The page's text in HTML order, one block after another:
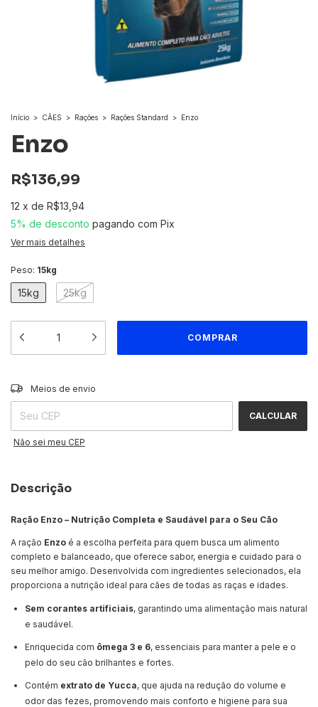
Início > CÃES > Rações > Rações Standard > Enzo
Enzo
R$136,99
12 x de R$13,94
5% de desconto pagando com Pix
Ver mais detalhes
Peso: 15kg
15kg 25kg
Entregas para o CEP:
Meios de envio
CALCULAR
Não sei meu CEP
Descrição
Ração Enzo – Nutrição Completa e Saudável para o Seu Cão
A ração Enzo é a escolha perfeita para quem busca um alimento
completo e balanceado, que oferece sabor, energia e cuidado para o
seu melhor amigo. Desenvolvida com ingredientes selecionados, ela
proporciona a nutrição ideal para cães de todas as raças e idades.
Sem corantes artificiais, garantindo uma alimentação mais natural
e saudável.
Enriquecida com ômega 3 e 6, essenciais para manter a pele e o
pelo do seu cão brilhantes e fortes.
Contém extrato de Yucca, que ajuda na redução do volume e
odor das fezes, promovendo mais conforto e higiene para sua